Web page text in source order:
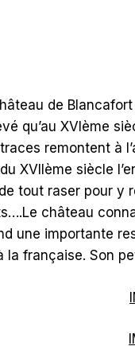
de
qu’au XVIème
remontent à
XVIIème siècle
tout raser pour
château
une importante
la française. Son